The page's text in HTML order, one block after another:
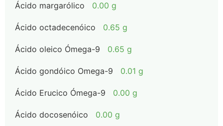
Ácido margarólico 0.00 g
Ácido octadecenóico 0.65 g
Ácido oleico Ómega-9 0.65 g
Ácido gondóico Omega-9 0.01 g
Ácido Erucico Ómega-9 0.00 g
Ácido docosenóico 0.00 g